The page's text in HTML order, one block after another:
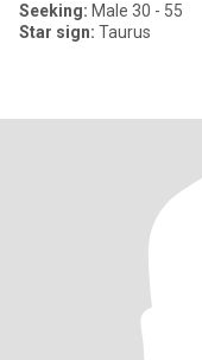
Seeking: Male 30 - 55
Star sign: Taurus